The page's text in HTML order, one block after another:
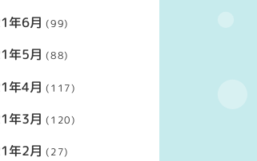
年6月 (99)
年5月 (88)
年4月 (117)
年3月 (120)
年2月 (27)